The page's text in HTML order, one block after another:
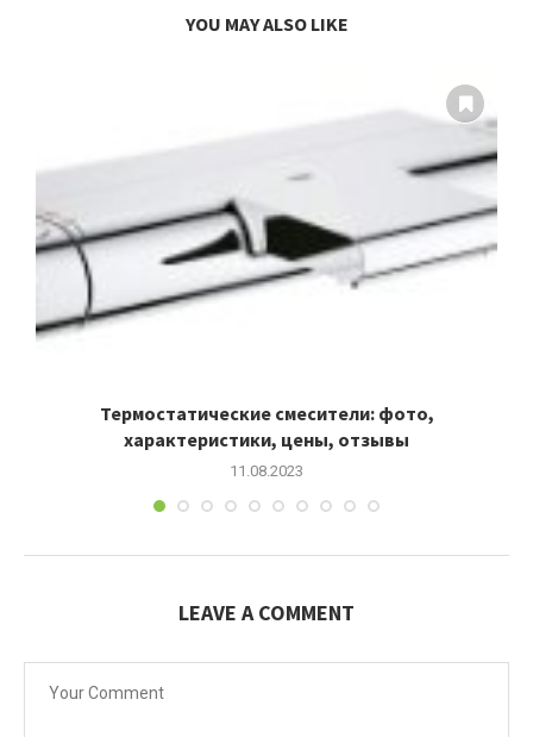
YOU MAY ALSO LIKE
Термостатические смесители: фото,
характеристики, цены, отзывы
11.08.2023
LEAVE A COMMENT